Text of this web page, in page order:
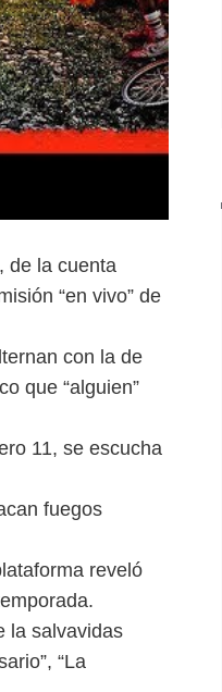
de la cuenta
“en vivo” de
con la de
que “alguien”
11, se escucha
fuegos
reveló
la salvavidas
“La